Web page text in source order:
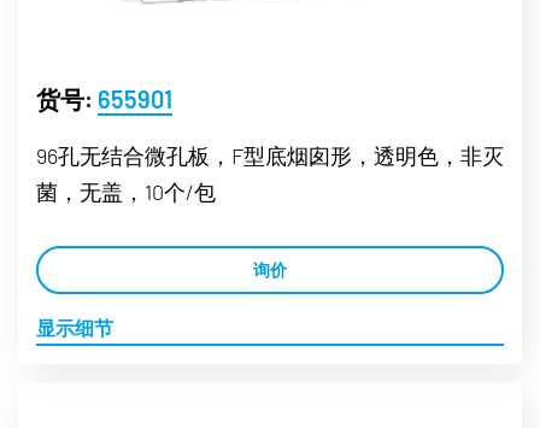
货号: 655901
96孔无结合微孔板，F型底烟囱形，透明色，非灭
菌，无盖，10个/包
询价
显示细节